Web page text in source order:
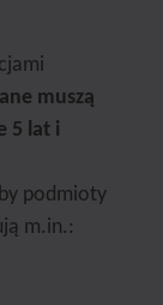
muszą
5 lat i
podmioty
m.in.: